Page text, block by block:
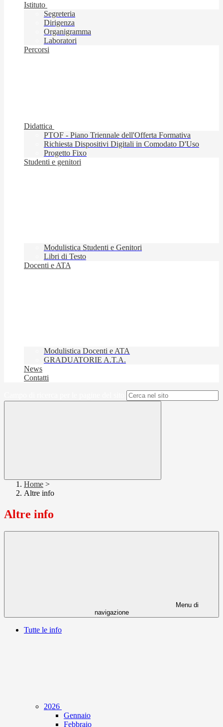
Istituto
Segreteria
Dirigenza
Organigramma
Laboratori
Percorsi
Didattica
PTOF - Piano Triennale dell'Offerta Formativa
Richiesta Dispositivi Digitali in Comodato D'Uso
Progetto Fixo
Studenti e genitori
Modulistica Studenti e Genitori
Libri di Testo
Docenti e ATA
Modulistica Docenti e ATA
GRADUATORIE A.T.A.
News
Contatti
Home >
Altre info
Altre info
Menu di
navigazione
Tutte le info
2026
Gennaio
Febbraio